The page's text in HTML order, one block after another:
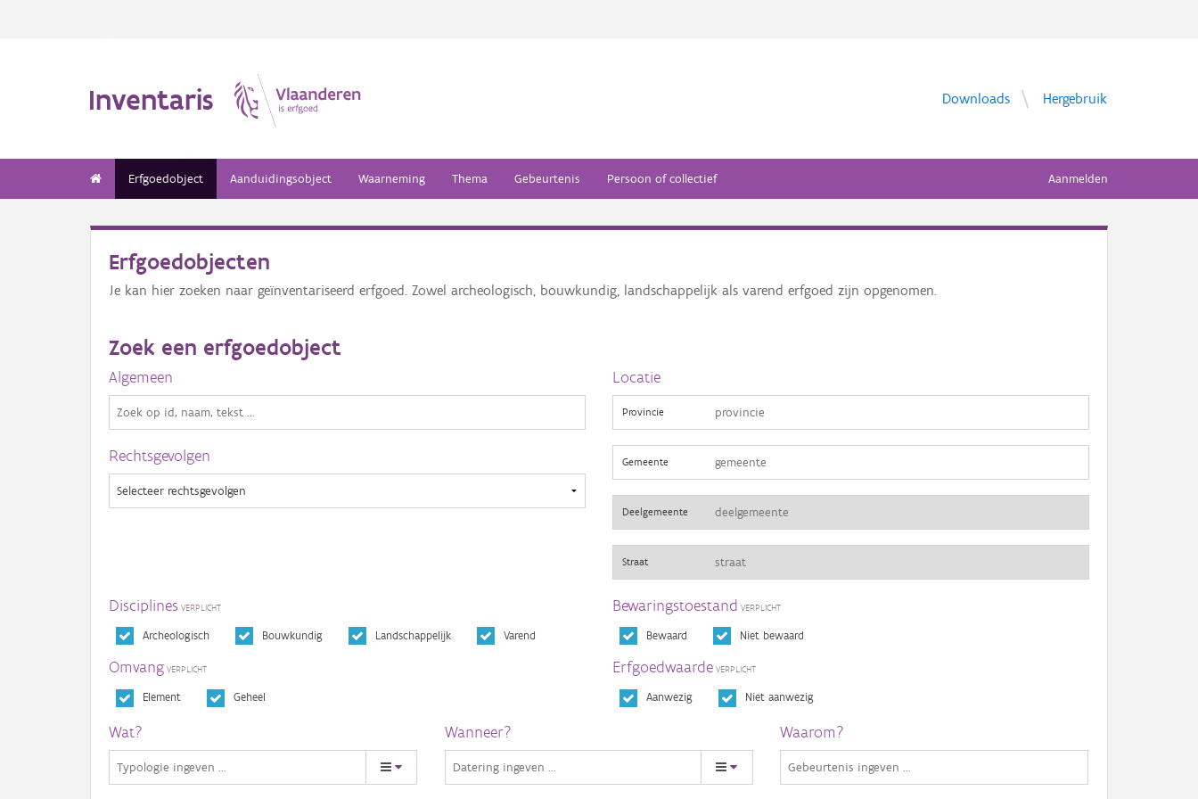
Inventaris Downloads Hergebruik
Erfgoedobject Aanduidingsobject Waarneming Thema Gebeurtenis Persoon of collectief Aanmelden
Erfgoedobjecten
Je kan hier zoeken naar geïnventariseerd erfgoed. Zowel archeologisch, bouwkundig, landschappelijk als varend erfgoed zijn opgenomen.
Zoek een erfgoedobject
Algemeen
Rechtsgevolgen
Locatie
Provincie
Gemeente
Deelgemeente
Straat
Disciplines
Archeologisch Bouwkundig Landschappelijk Varend
Omvang
Element Geheel
Bewaringstoestand
Bewaard Niet bewaard
Erfgoedwaarde
Aanwezig Niet aanwezig
Wat? Wanneer? Waarom?